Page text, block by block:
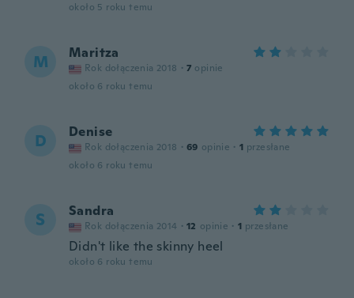
około 5 roku temu
M Maritza
Rok dołączenia 2018 · 7 opinie
około 6 roku temu
D Denise
Rok dołączenia 2018 · 69 opinie · 1 przesłane
około 6 roku temu
S Sandra
Rok dołączenia 2014 · 12 opinie · 1 przesłane
Didn't like the skinny heel
około 6 roku temu